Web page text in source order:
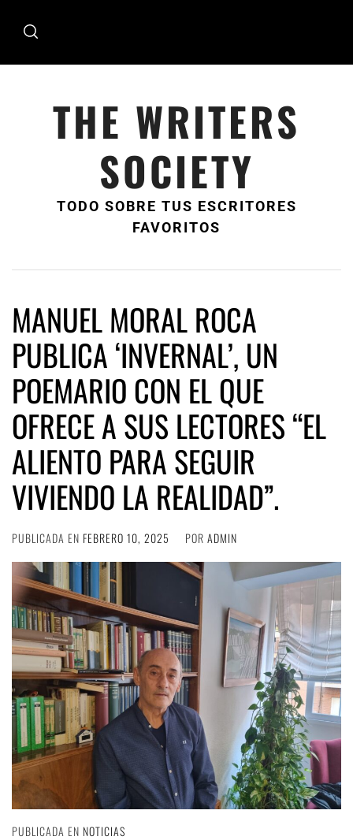
THE WRITERS
SOCIETY
TODO SOBRE TUS ESCRITORES
FAVORITOS
MANUEL MORAL ROCA
PUBLICA ‘INVERNAL’, UN
POEMARIO CON EL QUE
OFRECE A SUS LECTORES “EL
ALIENTO PARA SEGUIR
VIVIENDO LA REALIDAD”.
PUBLICADA EN FEBRERO 10, 2025 POR ADMIN
PUBLICADA EN NOTICIAS